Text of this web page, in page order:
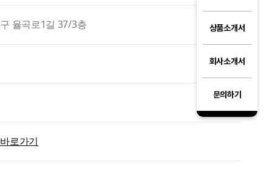
상품소개서
회사소개서
문의하기
율곡로1길 37/3층
로가기